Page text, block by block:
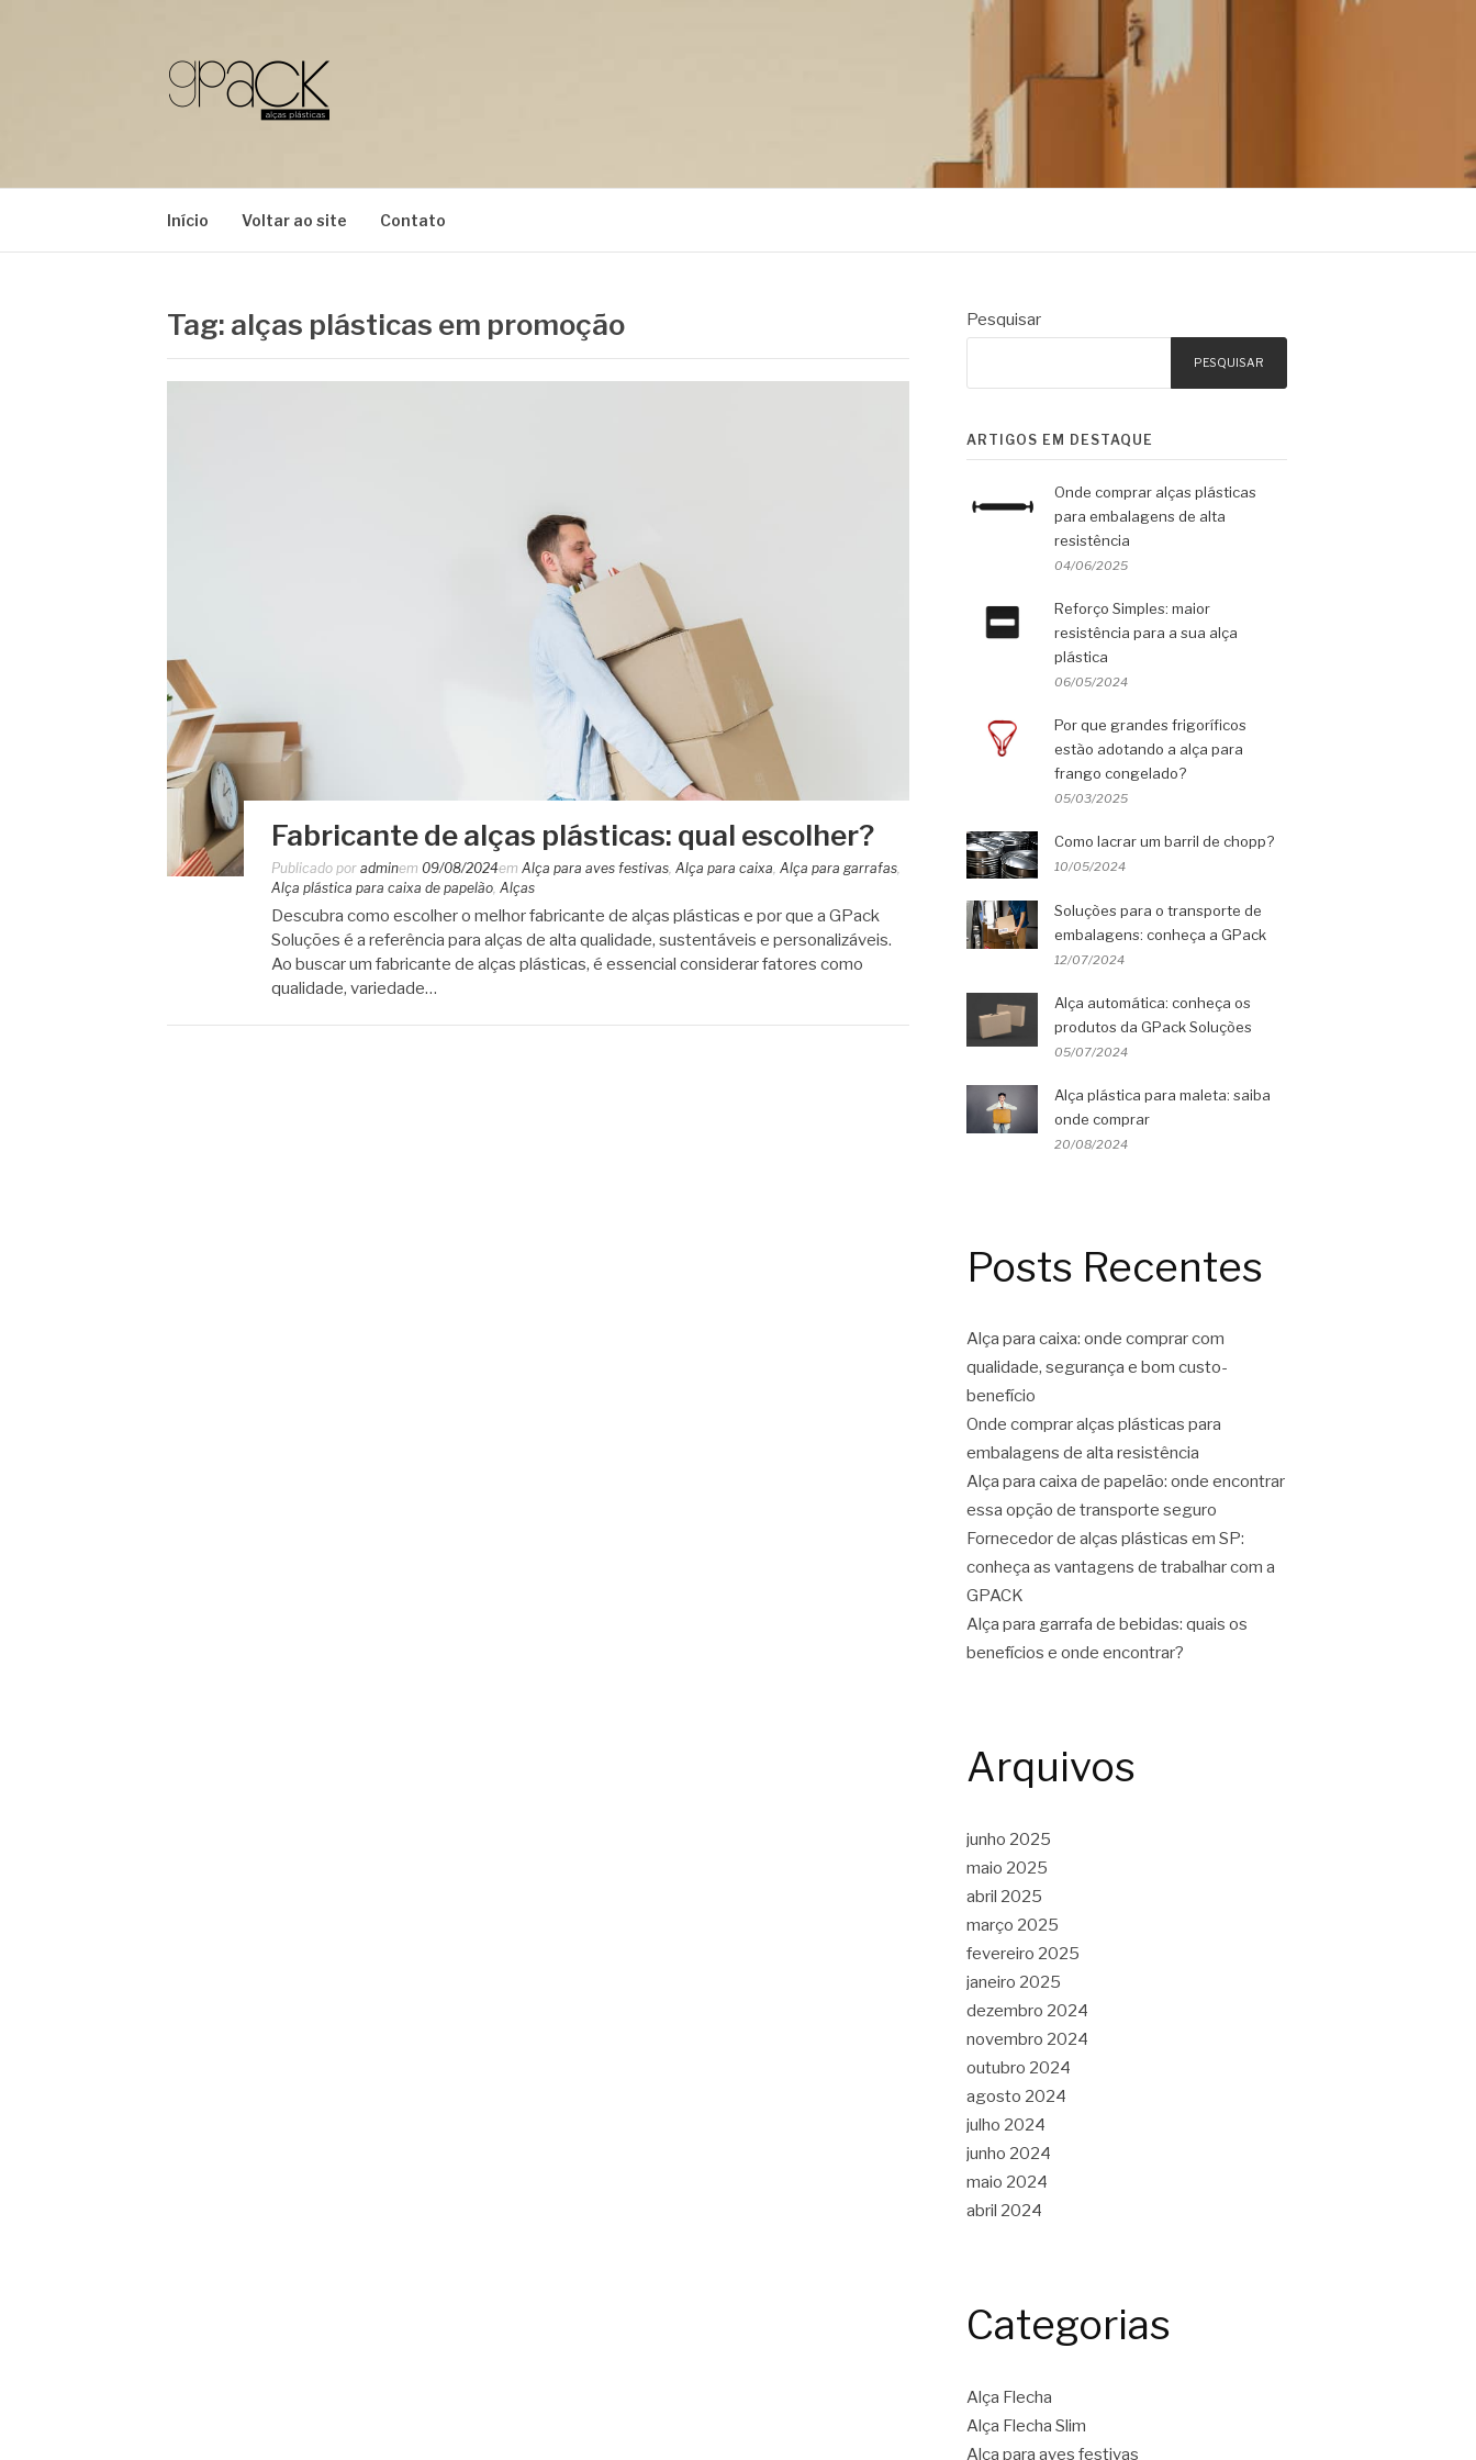
Início Voltar ao site Contato
Tag: alças plásticas em promoção
Fabricante de alças plásticas: qual escolher?
Publicado por adminem 09/08/2024em Alça para aves festivas Alça para caixa Alça para garrafas
Alça plástica para caixa de papelão Alças
Descubra como escolher o melhor fabricante de alças plásticas e por que a GPack
Soluções é a referência para alças de alta qualidade, sustentáveis e personalizáveis.
Ao buscar um fabricante de alças plásticas, é essencial considerar fatores como
qualidade, variedade…
Pesquisar
PESQUISAR
ARTIGOS EM DESTAQUE
Onde comprar alças plásticas
para embalagens de alta
resistência
04/06/2025
Reforço Simples: maior
resistência para a sua alça
plástica
06/05/2024
Por que grandes frigoríficos
estão adotando a alça para
frango congelado?
05/03/2025
Como lacrar um barril de chopp?
10/05/2024
Soluções para o transporte de
embalagens: conheça a GPack
12/07/2024
Alça automática: conheça os
produtos da GPack Soluções
05/07/2024
Alça plástica para maleta: saiba
onde comprar
20/08/2024
Posts Recentes
Alça para caixa: onde comprar com
qualidade, segurança e bom custo-
benefício
Onde comprar alças plásticas para
embalagens de alta resistência
Alça para caixa de papelão: onde encontrar
essa opção de transporte seguro
Fornecedor de alças plásticas em SP:
conheça as vantagens de trabalhar com a
GPACK
Alça para garrafa de bebidas: quais os
benefícios e onde encontrar?
Arquivos
junho 2025
maio 2025
abril 2025
março 2025
fevereiro 2025
janeiro 2025
dezembro 2024
novembro 2024
outubro 2024
agosto 2024
julho 2024
junho 2024
maio 2024
abril 2024
Categorias
Alça Flecha
Alça Flecha Slim
Alça para aves festivas